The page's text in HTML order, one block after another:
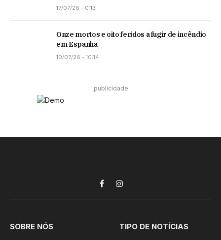
17/07/26 - 0:13
Onze mortos e oito feridos a fugir de incêndio
em Espanha
10/07/26 - 10:14
publicidade
FacebookInstagram
SOBRE NÓS TIPO DE NOTÍCIAS